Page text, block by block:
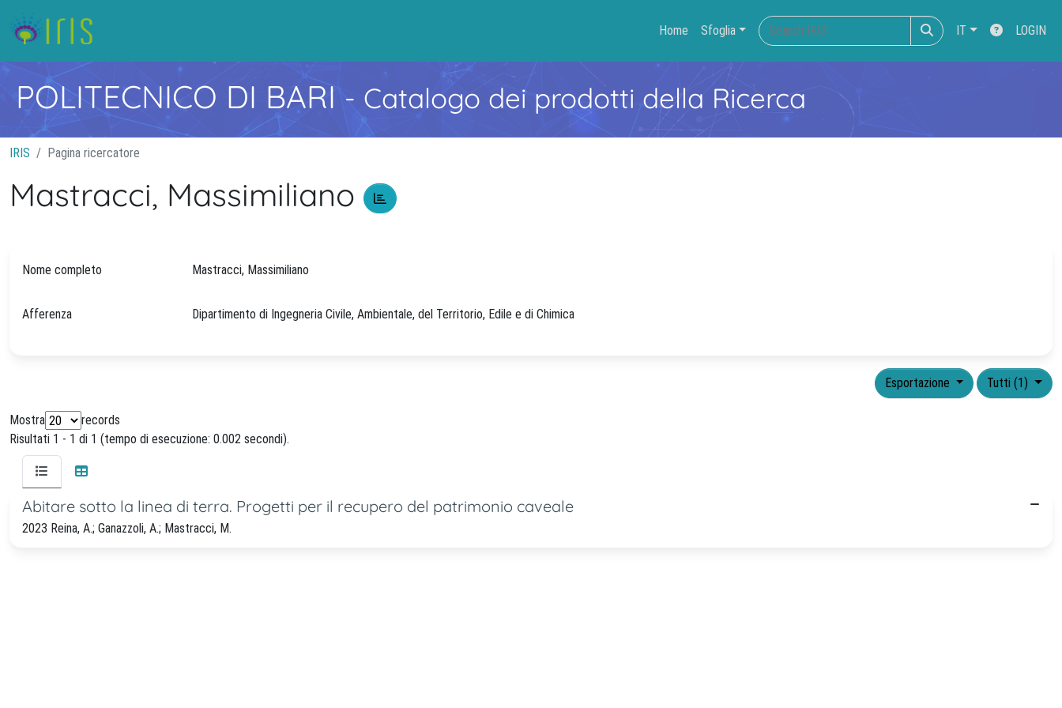
Home Sfoglia IT LOGIN
POLITECNICO DI BARI- Catalogo dei prodotti della Ricerca
IRIS Pagina ricercatore
Mastracci, Massimiliano
Nome completo Mastracci, Massimiliano
Afferenza Dipartimento di Ingegneria Civile, Ambientale, del Territorio, Edile e di Chimica
Tutti (1)
Esportazione
Mostra
records
Risultati 1 - 1 di 1 (tempo di esecuzione: 0.002 secondi).
Abitare sotto la linea di terra. Progetti per il recupero del patrimonio caveale
2023 Reina, A.; Ganazzoli, A.; Mastracci, M.